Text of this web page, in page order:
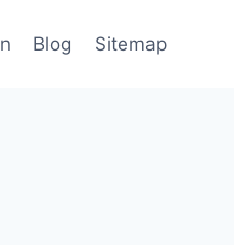
Blog Sitemap